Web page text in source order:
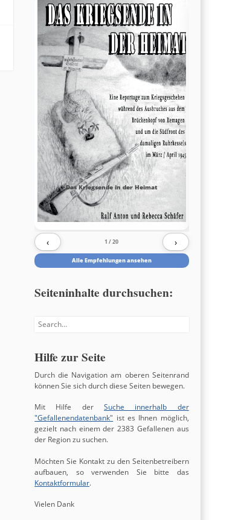
Das Kriegsende in der Heimat
‹ 1 / 20 ›
Alle Empfehlungen ansehen
Seiteninhalte durchsuchen:
Search
Hilfe zur Seite
Durch die Navigation am oberen Seitenrand
können Sie sich durch diese Seiten bewegen.
Mit Hilfe derSuche innerhalb der
"Gefallenendatenbank" ist es Ihnen möglich,
gezielt nach einem der 2383 Gefallenen aus
der Region zu suchen.
Möchten Sie Kontakt zu den Seitenbetreibern
aufbauen, so verwenden Sie bitte das
Kontaktformular.
Vielen Dank